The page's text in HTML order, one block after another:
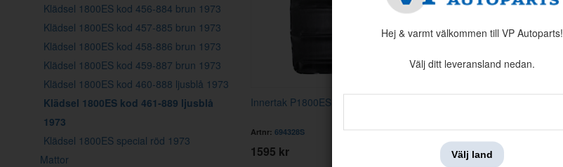
Klädsel 1800ES kod 456-884 brun 1973
Klädsel 1800ES kod 457-885 brun 1973
Klädsel 1800ES kod 458-886 brun 1973
Klädsel 1800ES kod 459-887 brun 1973
Klädsel 1800ES kod 460-888 ljusblå 1973
Klädsel 1800ES kod 461-889 ljusblå
1973
Klädsel 1800ES special röd 1973
Mattor
Innertak P1800ES 72-73 vinyl svart
Artnr: 694328S
1595 kr 10 kr
Hej & varmt välkommen till VP Autoparts!
Välj ditt leveransland nedan.
Välj land